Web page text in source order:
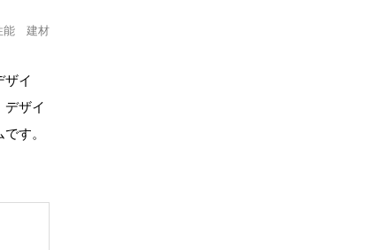
能 建材
ザイ
デザイ
す。